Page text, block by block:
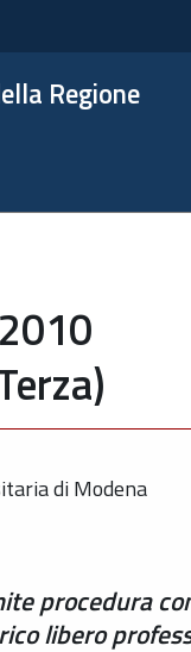
Regione
di Modena
procedura
libero